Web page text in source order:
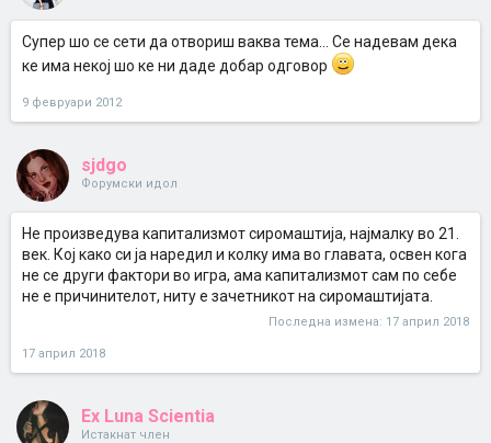
Супер шо се сети да отвориш ваква тема... Се надевам дека
ке има некој шо ке ни даде добар одговор
9 февруари 2012
sjdgo
Форумски идол
Не произведува капитализмот сиромаштија, најмалку во 21.
век. Кој како си ја наредил и колку има во главата, освен кога
не се други фактори во игра, ама капитализмот сам по себе
не е причинителот, ниту е зачетникот на сиромаштијата.
Последна измена: 17 април 2018
17 април 2018
Ex Luna Scientia
Истакнат член